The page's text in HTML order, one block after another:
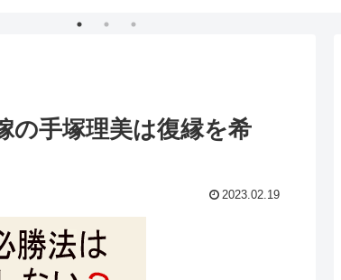
の手塚理美は復縁を希
2023.02.19